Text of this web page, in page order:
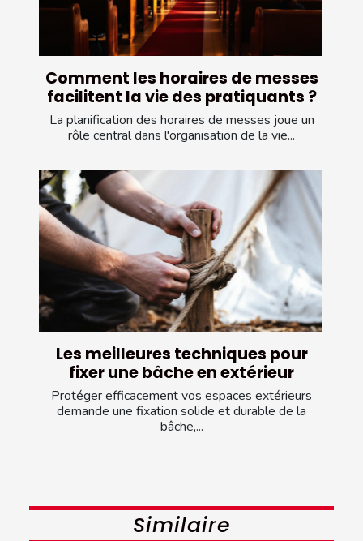
Comment les horaires de messes
facilitent la vie des pratiquants ?
La planification des horaires de messes joue un
rôle central dans l'organisation de la vie...
Les meilleures techniques pour
fixer une bâche en extérieur
Protéger efficacement vos espaces extérieurs
demande une fixation solide et durable de la
bâche,...
Similaire